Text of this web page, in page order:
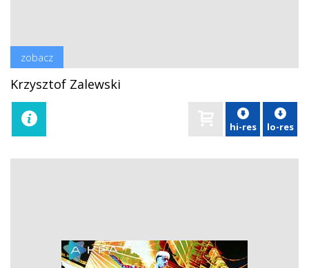
zobacz
Krzysztof Zalewski
hi-res lo-res